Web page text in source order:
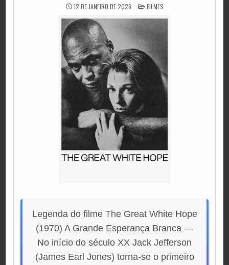
12 DE JANEIRO DE 2026 POSTED
IN
FILMES
Legenda do filme The Great White Hope
(1970) A Grande Esperança Branca —
No início do século XX Jack Jefferson
(James Earl Jones) torna-se o primeiro